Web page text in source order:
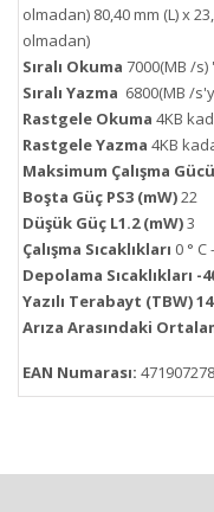
olmadan) 80,40 mm (L) x
olmadan)
Sıralı Okuma 7000(MB /
Sıralı Yazma 6800(MB /
Rastgele Okuma 4KB
Rastgele Yazma 4KB
Maksimum Çalışma
Boşta Güç PS3 (mW)22
Düşük Güç L1.2 (mW)3
Çalışma Sıcaklıkları 0 ° C
Depolama Sıcaklıkları -
Yazılı Terabayt (TBW)
Arıza Arasındaki
EAN Numarası: